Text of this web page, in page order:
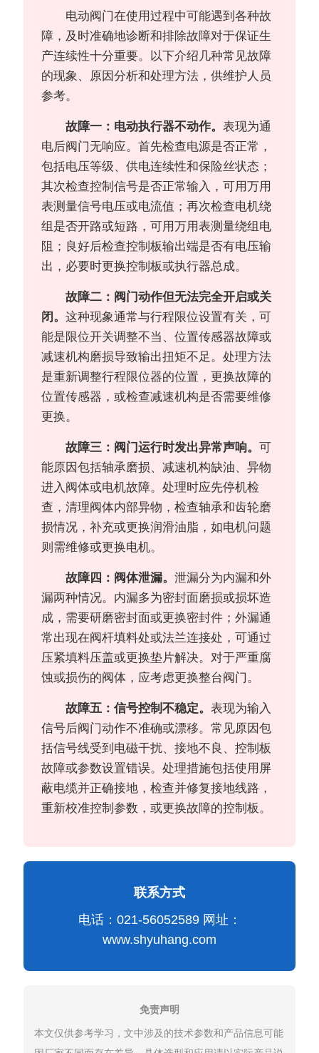
电动阀门在使用过程中可能遇到各种故
障，及时准确地诊断和排除故障对于保证生
产连续性十分重要。以下介绍几种常见故障
的现象、原因分析和处理方法，供维护人员
参考。
故障一：电动执行器不动作。表现为通
电后阀门无响应。首先检查电源是否正常，
包括电压等级、供电连续性和保险丝状态；
其次检查控制信号是否正常输入，可用万用
表测量信号电压或电流值；再次检查电机绕
组是否开路或短路，可用万用表测量绕组电
阻；良好后检查控制板输出端是否有电压输
出，必要时更换控制板或执行器总成。
故障二：阀门动作但无法完全开启或关
闭。这种现象通常与行程限位设置有关，可
能是限位开关调整不当、位置传感器故障或
减速机构磨损导致输出扭矩不足。处理方法
是重新调整行程限位器的位置，更换故障的
位置传感器，或检查减速机构是否需要维修
更换。
故障三：阀门运行时发出异常声响。可
能原因包括轴承磨损、减速机构缺油、异物
进入阀体或电机故障。处理时应先停机检
查，清理阀体内部异物，检查轴承和齿轮磨
损情况，补充或更换润滑油脂，如电机问题
则需维修或更换电机。
故障四：阀体泄漏。泄漏分为内漏和外
漏两种情况。内漏多为密封面磨损或损坏造
成，需要研磨密封面或更换密封件；外漏通
常出现在阀杆填料处或法兰连接处，可通过
压紧填料压盖或更换垫片解决。对于严重腐
蚀或损伤的阀体，应考虑更换整台阀门。
故障五：信号控制不稳定。表现为输入
信号后阀门动作不准确或漂移。常见原因包
括信号线受到电磁干扰、接地不良、控制板
故障或参数设置错误。处理措施包括使用屏
蔽电缆并正确接地，检查并修复接地线路，
重新校准控制参数，或更换故障的控制板。
联系方式
电话：021-56052589 网址：
www.shyuhang.com
免责声明
本文仅供参考学习，文中涉及的技术参数和产品信息可能